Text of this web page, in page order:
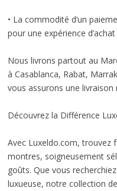
• La commodité d’un
pour une expérience
Nous livrons partout au
à Casablanca, Rabat,
vous assurons une livraison
Découvrez la Différence
Avec Luxeldo.com, trouvez
montres, soigneusement
goûts. Que vous
luxueuse, notre collection